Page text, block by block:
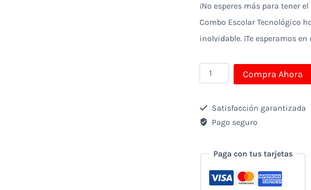
¡No esperes más para tener
Combo Escolar Tecnológico
inolvidable. ¡Te esperamos
COMBO
ESCOLAR
KIT
MOUSE
TECLADO
YELANDAR
Compra Ahora
Satisfacción garantizada
Pago seguro
Paga con tus tarjetas